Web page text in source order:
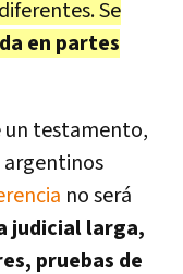
diferentes. Se
en partes
un testamento,
no será
judicial larga,
pruebas de